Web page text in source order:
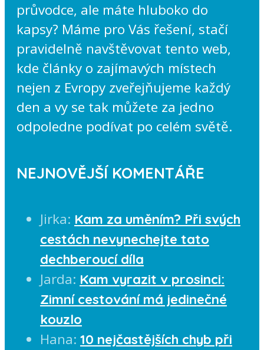
průvodce, ale máte hluboko do
kapsy? Máme pro Vás řešení, stačí
pravidelně navštěvovat tento web,
kde články o zajímavých místech
nejen z Evropy zveřejňujeme každý
den a vy se tak můžete za jedno
odpoledne podívat po celém světě.
NEJNOVĚJŠÍ KOMENTÁŘE
Jirka: Kam za uměním? Při svých
cestách nevynechejte tato
dechberoucí díla
Jarda: Kam vyrazit v prosinci:
Zimní cestování má jedinečné
kouzlo
Hana: 10 nejčastějších chyb při